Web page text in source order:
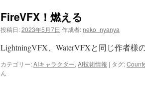
FireVFX！燃える
投稿日:2023年5月7日 作成者: neko_nyanya
LightningVFX、WaterVFXと同じ作者様
カテゴリー:AIキャラクター, AI技術情報 | タグ:
ん